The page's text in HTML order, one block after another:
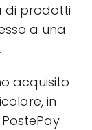
di prodotti
a una
acquisito
in